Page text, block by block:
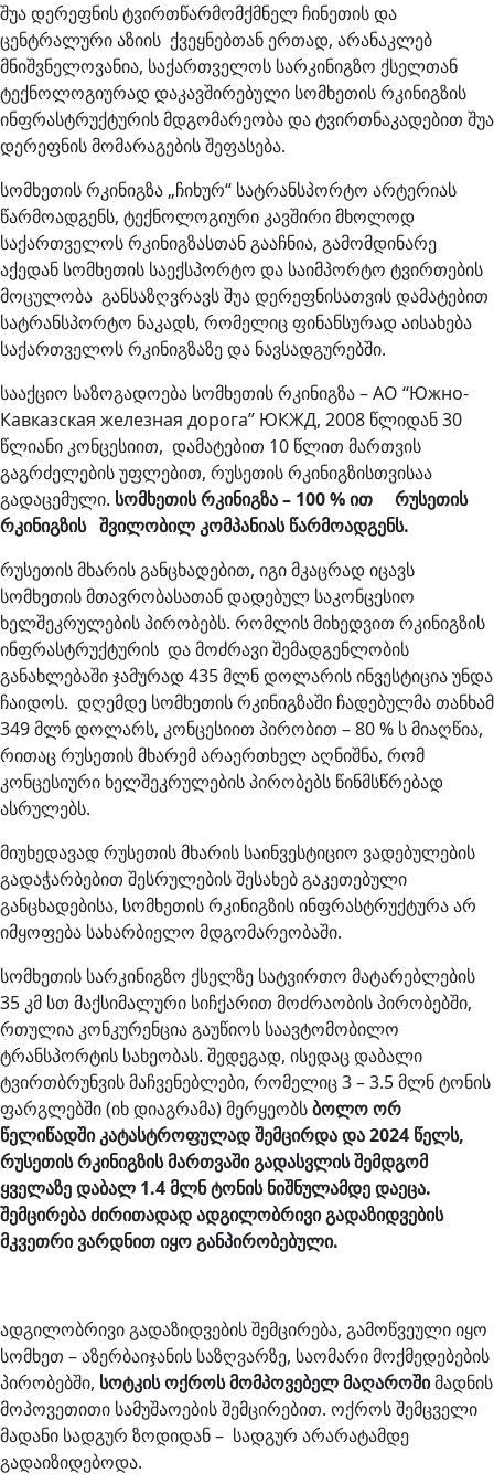
შუა დერეფნის ტვირთწარმომქმნელ ჩინეთის და
ცენტრალური აზიის ქვეყნებთან ერთად, არანაკლებ
მნიშვნელოვანია, საქართველოს სარკინიგზო ქსელთან
ტექნოლოგიურად დაკავშირებული სომხეთის რკინიგზის
ინფრასტრუქტურის მდგომარეობა და ტვირთნაკადებით შუა
დერეფნის მომარაგების შეფასება.
სომხეთის რკინიგზა „ჩიხურ“ სატრანსპორტო არტერიას
წარმოადგენს, ტექნოლოგიური კავშირი მხოლოდ
საქართველოს რკინიგზასთან გააჩნია, გამომდინარე
აქედან სომხეთის საექსპორტო და საიმპორტო ტვირთების
მოცულობა განსაზღვრავს შუა დერეფნისათვის დამატებით
სატრანსპორტო ნაკადს, რომელიც ფინანსურად აისახება
საქართველოს რკინიგზაზე და ნავსადგურებში.
სააქციო საზოგადოება სომხეთის რკინიგზა – АО “Южно-
Кавказская железная дорога” ЮКЖД, 2008 წლიდან 30
წლიანი კონცესიით, დამატებით 10 წლით მართვის
გაგრძელების უფლებით, რუსეთის რკინიგზისთვისაა
გადაცემული. სომხეთის რკინიგზა – 100 % ით რუსეთის
რკინიგზის შვილობილ კომპანიას წარმოადგენს.
რუსეთის მხარის განცხადებით, იგი მკაცრად იცავს
სომხეთის მთავრობასათან დადებულ საკონცესიო
ხელშეკრულების პირობებს. რომლის მიხედვით რკინიგზის
ინფრასტრუქტურის და მოძრავი შემადგენლობის
განახლებაში ჯამურად 435 მლნ დოლარის ინვესტიცია უნდა
ჩაიდოს. დღემდე სომხეთის რკინიგზაში ჩადებულმა თანხამ
349 მლნ დოლარს, კონცესიით პირობით – 80 % ს მიაღწია,
რითაც რუსეთის მხარემ არაერთხელ აღნიშნა, რომ
კონცესიური ხელშეკრულების პირობებს წინმსწრებად
ასრულებს.
მიუხედავად რუსეთის მხარის საინვესტიციო ვადებულების
გადაჭარბებით შესრულების შესახებ გაკეთებული
განცხადებისა, სომხეთის რკინიგზის ინფრასტრუქტურა არ
იმყოფება სახარბიელო მდგომარეობაში.
სომხეთის სარკინიგზო ქსელზე სატვირთო მატარებლების
35 კმ სთ მაქსიმალური სიჩქარით მოძრაობის პირობებში,
რთულია კონკურენცია გაუწიოს საავტომობილო
ტრანსპორტის სახეობას. შედეგად, ისედაც დაბალი
ტვირთბრუნვის მაჩვენებლები, რომელიც 3 – 3.5 მლნ ტონის
ფარგლებში (იხ დიაგრამა) მერყეობსბოლო ორ
წელიწადში კატასტროფულად შემცირდა და 2024 წელს,
რუსეთის რკინიგზის მართვაში გადასვლის შემდგომ
ყველაზე დაბალ 1.4 მლნ ტონის ნიშნულამდე დაეცა.
შემცირება ძირითადად ადგილობრივი გადაზიდვების
მკვეთრი ვარდნით იყო განპირობებული.
ადგილობრივი გადაზიდვების შემცირება, გამოწვეული იყო
სომხეთ – აზერბაიჯანის საზღვარზე, საომარი მოქმედებების
პირობებში, სოტკის ოქროს მომპოვებელ მაღაროშიმადნის
მოპოვეთითი სამუშაოების შემცირებით. ოქროს შემცველი
მადანი სადგურ ზოდიდან – სადგურ არარატამდე
გადაიზიდებოდა.